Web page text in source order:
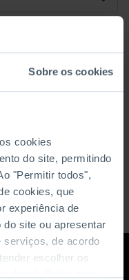
Sobre os cookies
cookies
do site, permitindo
"Permitir todos",
cookies, que
experiência de
do site ou apresentar
serviços, de acordo
escolher os